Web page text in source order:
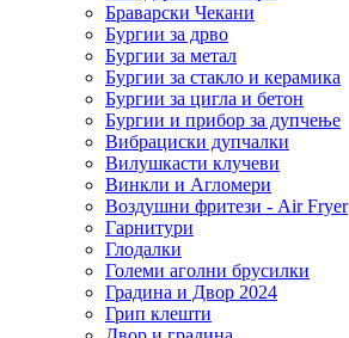
Браварски Чекани
Бургии за дрво
Бургии за метал
Бургии за стакло и керамика
Бургии за цигла и бетон
Бургии и прибор за дупчење
Вибрациски дупчалки
Вилушкасти клучеви
Винкли и Агломери
Воздушни фритези - Air Fryer
Гарнитури
Глодалки
Големи аголни брусилки
Градина и Двор 2024
Грип клешти